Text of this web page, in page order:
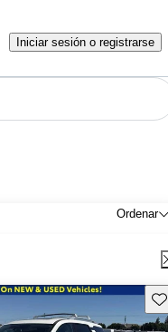
Iniciar sesión o registrarse
Ordenar